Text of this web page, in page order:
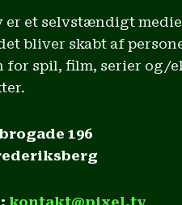
er et selvstændigt
bliver skabt af
for spil, film, serier og/
196
kontakt@pixel.tv